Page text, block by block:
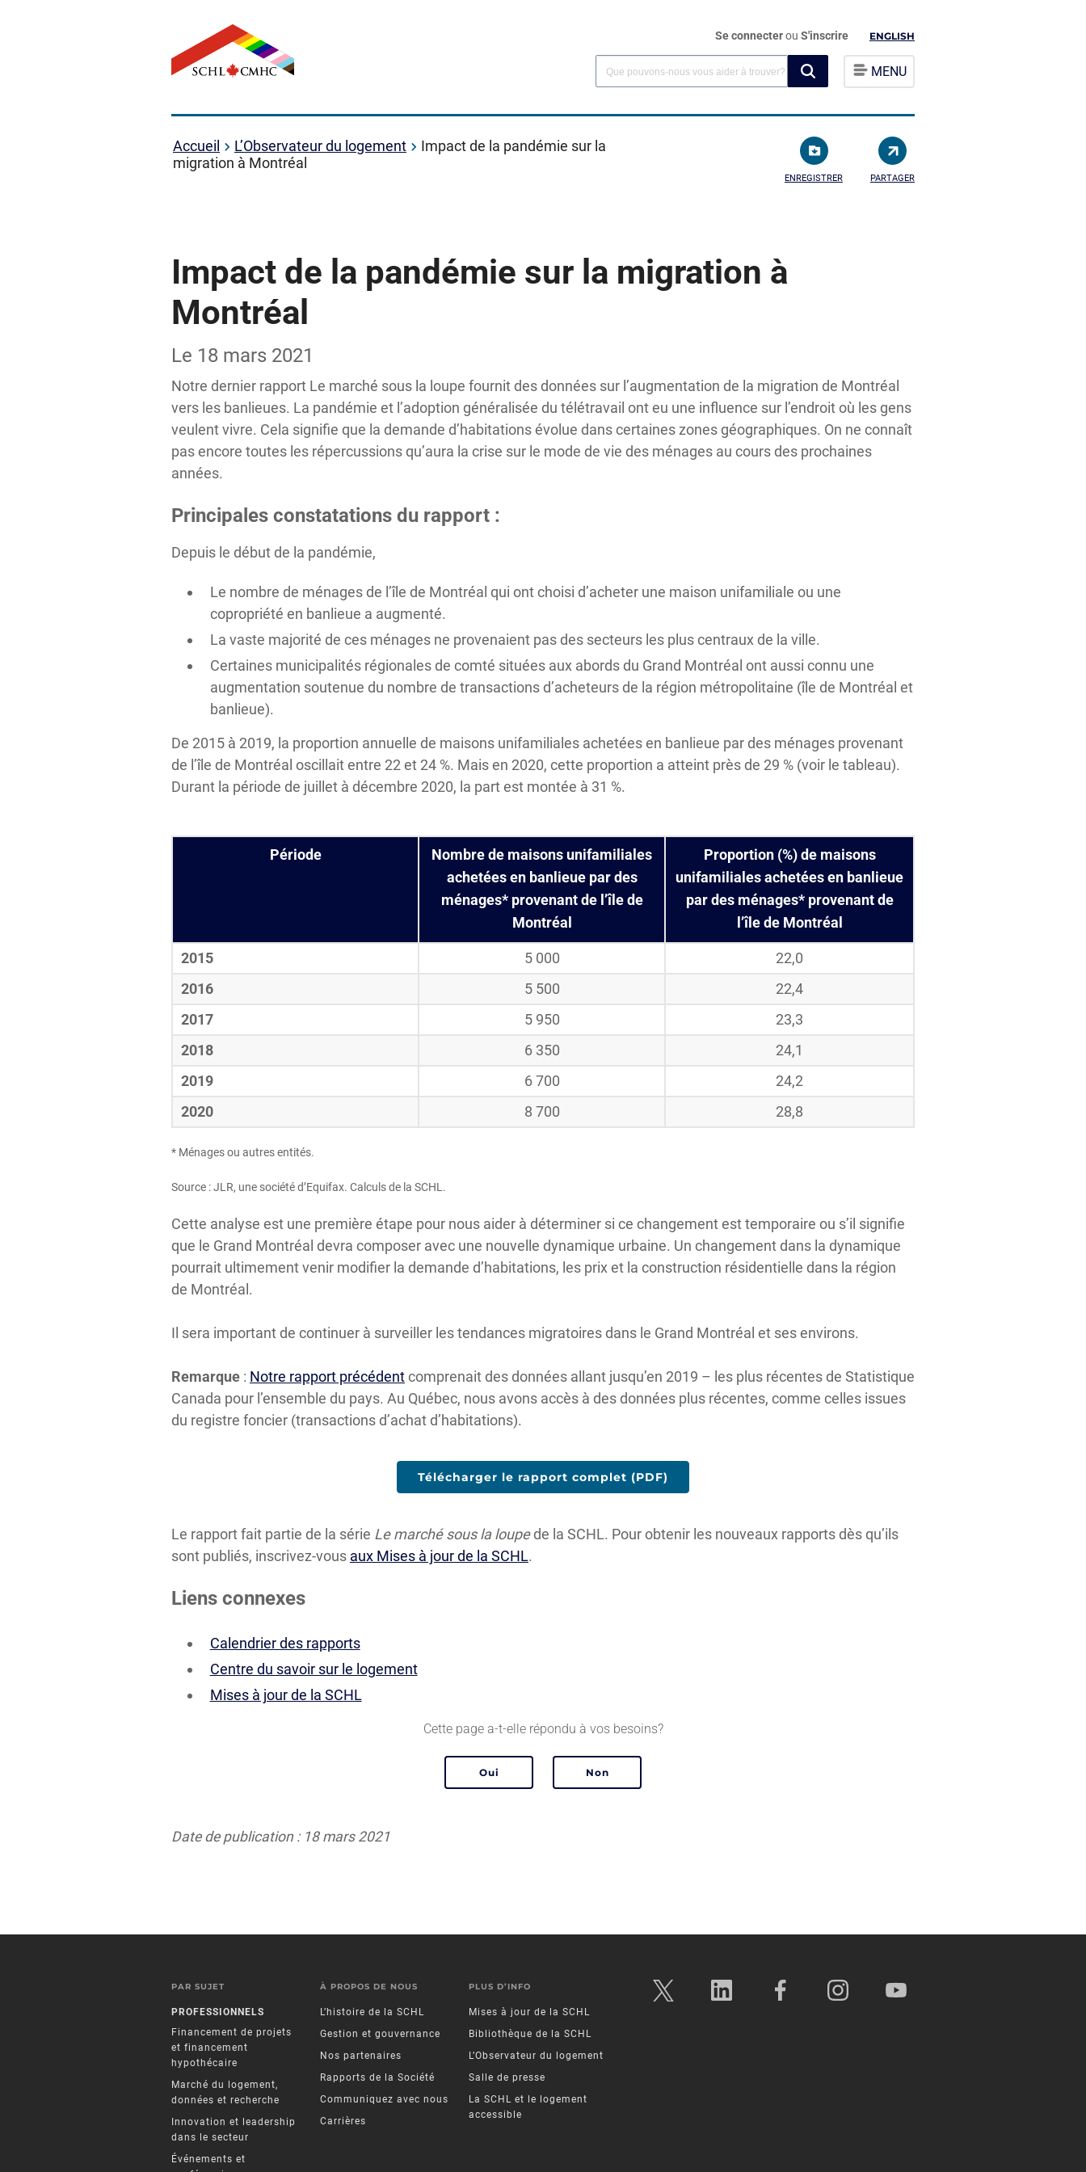
Se connecterou S'inscrire ENGLISH
MENU
Accueil L’Observateur du logement
Impact de la pandémie sur la
migration à Montréal
ENREGISTRER PARTAGER
Impact de la pandémie sur la migration à
Montréal
Le 18 mars 2021
Notre dernier rapport Le marché sous la loupe fournit des données sur l’augmentation de la migration de Montréal
vers les banlieues. La pandémie et l’adoption généralisée du télétravail ont eu une influence sur l’endroit où les gens
veulent vivre. Cela signifie que la demande d’habitations évolue dans certaines zones géographiques. On ne connaît
pas encore toutes les répercussions qu’aura la crise sur le mode de vie des ménages au cours des prochaines
années.
Principales constatations du rapport :
Depuis le début de la pandémie,
Le nombre de ménages de l’île de Montréal qui ont choisi d’acheter une maison unifamiliale ou une
copropriété en banlieue a augmenté.
La vaste majorité de ces ménages ne provenaient pas des secteurs les plus centraux de la ville.
Certaines municipalités régionales de comté situées aux abords du Grand Montréal ont aussi connu une
augmentation soutenue du nombre de transactions d’acheteurs de la région métropolitaine (île de Montréal et
banlieue).
De 2015 à 2019, la proportion annuelle de maisons unifamiliales achetées en banlieue par des ménages provenant
de l’île de Montréal oscillait entre 22 et 24 %. Mais en 2020, cette proportion a atteint près de 29 % (voir le tableau).
Durant la période de juillet à décembre 2020, la part est montée à 31 %.
Période
Nombre de maisons unifamiliales
achetées en banlieue par des
ménages* provenant de l’île de
Montréal
Proportion (%) de maisons
unifamiliales achetées en banlieue
par des ménages* provenant de
l’île de Montréal
2015 5 000
22,0
2016
5 500
22,4
2017
5 950
23,3
2018
6 350
24,1
2019
6 700
24,2
2020
8 700 28,8
* Ménages ou autres entités.
Source : JLR, une société d’Equifax. Calculs de la SCHL.
Cette analyse est une première étape pour nous aider à déterminer si ce changement est temporaire ou s’il signifie
que le Grand Montréal devra composer avec une nouvelle dynamique urbaine. Un changement dans la dynamique
pourrait ultimement venir modifier la demande d’habitations, les prix et la construction résidentielle dans la région
de Montréal.
Il sera important de continuer à surveiller les tendances migratoires dans le Grand Montréal et ses environs.
Remarque : Notre rapport précédentcomprenait des données allant jusqu’en 2019 – les plus récentes de Statistique
Canada pour l’ensemble du pays. Au Québec, nous avons accès à des données plus récentes, comme celles issues
du registre foncier (transactions d’achat d’habitations).
Télécharger le rapport complet (PDF)
Le rapport fait partie de la série Le marché sous la loupede la SCHL. Pour obtenir les nouveaux rapports dès qu’ils
sont publiés, inscrivez-vous aux Mises à jour de la SCHL.
Liens connexes
Calendrier des rapports
Centre du savoir sur le logement
Mises à jour de la SCHL
Cette page a-t-elle répondu à vos besoins?
Date de publication : 18 mars 2021
PAR SUJET
PROFESSIONNELS
Financement de projets
et financement
hypothécaire
Marché du logement,
données et recherche
Innovation et leadership
dans le secteur
Événements et
À PROPOS DE NOUS
L’histoire de la SCHL
Gestion et gouvernance
Nos partenaires
Rapports de la Société
Communiquez avec nous
Carrières
PLUS D’INFO
Mises à jour de la SCHL
Bibliothèque de la SCHL
L’Observateur du logement
Salle de presse
La SCHL et le logement
accessible